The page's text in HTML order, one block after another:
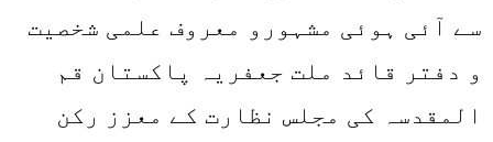
سے آئی ہوئی مشہورو معروف علمی شخصیت
و دفتر قائد ملت جعفریہ پاکستان قم
المقدسہ کی مجلس نظارت کے معزز رکن